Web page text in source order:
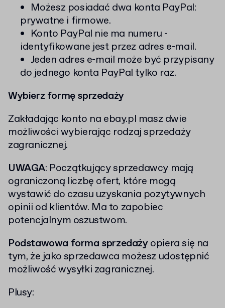
Możesz posiadać dwa konta PayPal:
prywatne i firmowe.
Konto PayPal nie ma numeru -
identyfikowane jest przez adres e-mail.
Jeden adres e-mail może być przypisany
do jednego konta PayPal tylko raz.
Wybierz formę sprzedaży
Zakładając konto na ebay.pl masz dwie
możliwości wybierając rodzaj sprzedaży
zagranicznej.
UWAGA: Początkujący sprzedawcy mają
ograniczoną liczbę ofert, które mogą
wystawić do czasu uzyskania pozytywnych
opinii od klientów. Ma to zapobiec
potencjalnym oszustwom.
Podstawowa forma sprzedażyopiera się na
tym, że jako sprzedawca możesz udostępnić
możliwość wysyłki zagranicznej.
Plusy: